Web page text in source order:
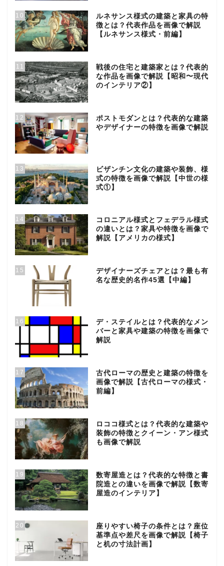
10
ルネサンス様式の建築と家具の特
徴とは？代表作品を画像で解説
【ルネサンス様式・前編】
11
戦後の住宅と建築家とは？代表的
な作品を画像で解説【昭和〜現代
のインテリア②】
12
ポストモダンとは？代表的な建築
やデザイナーの特徴を画像で解説
13
ビザンチン文化の建築や装飾、様
式の特徴を画像で解説【中世の様
式①】
14
コロニアル様式とフェデラル様式
の違いとは？家具や特徴を画像で
解説【アメリカの様式】
15
デザイナーズチェアとは？最も有
名な歴史的名作45選【中編】
16
デ・ステイルとは？代表的なメン
バーと家具や建築の特徴を画像で
解説
17
古代ローマの歴史と建築の特徴を
画像で解説【古代ローマの様式・
前編】
18
ロココ様式とは？代表的な建築や
装飾の特徴とクイーン・アン様式
も画像で解説
19
数寄屋造とは？代表的な特徴と書
院造との違いを画像で解説【数寄
屋造のインテリア】
20
座りやすい椅子の条件とは？座位
基準点や差尺を画像で解説【椅子
と机の寸法計画】